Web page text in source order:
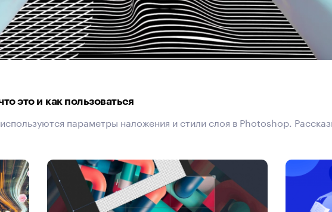
это и как пользоваться
параметры наложения и стили слоя в Photoshop.